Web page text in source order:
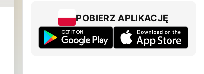
POBIERZ APLIKACJĘ